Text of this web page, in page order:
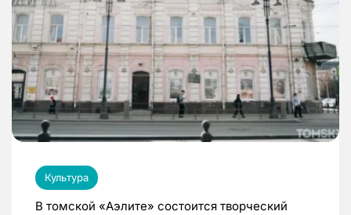
Культура
В томской «Аэлите» состоится творческий